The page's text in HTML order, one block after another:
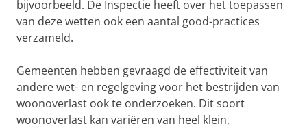
bijvoorbeeld. De Inspectie heeft over het toepassen
van deze wetten ook een aantal good-practices
verzameld.
Gemeenten hebben gevraagd de effectiviteit van
andere wet- en regelgeving voor het bestrijden van
woonoverlast ook te onderzoeken. Dit soort
woonoverlast kan variëren van heel klein,